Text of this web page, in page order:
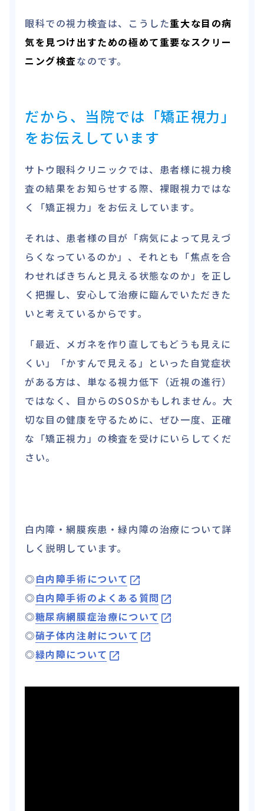
眼科での視力検査は、こうした重大な目の病
気を見つけ出すための極めて重要なスクリー
ニング検査なのです。
だから、当院では「矯正視力」
をお伝えしています
サトウ眼科クリニックでは、患者様に視力検
査の結果をお知らせする際、裸眼視力ではな
く「矯正視力」をお伝えしています。
それは、患者様の目が「病気によって見えづ
らくなっているのか」、それとも「焦点を合
わせればきちんと見える状態なのか」を正し
く把握し、安心して治療に臨んでいただきた
いと考えているからです。
「最近、メガネを作り直してもどうも見えに
くい」「かすんで見える」といった自覚症状
がある方は、単なる視力低下（近視の進行）
ではなく、目からのSOSかもしれません。大
切な目の健康を守るために、ぜひ一度、正確
な「矯正視力」の検査を受けにいらしてくだ
さい。
白内障・網膜疾患・緑内障の治療について詳
しく説明しています。
◎白内障手術について
◎白内障手術のよくある質問
◎糖尿病網膜症治療について
◎硝子体内注射について
◎緑内障について